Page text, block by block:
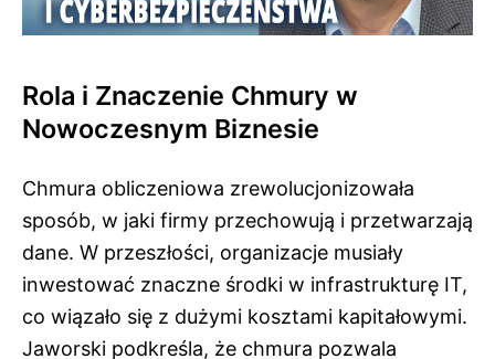
Rola i Znaczenie Chmury w
Nowoczesnym Biznesie
Chmura obliczeniowa zrewolucjonizowała
sposób, w jaki firmy przechowują i przetwarzają
dane. W przeszłości, organizacje musiały
inwestować znaczne środki w infrastrukturę IT,
co wiązało się z dużymi kosztami kapitałowymi.
Jaworski podkreśla, że chmura pozwala